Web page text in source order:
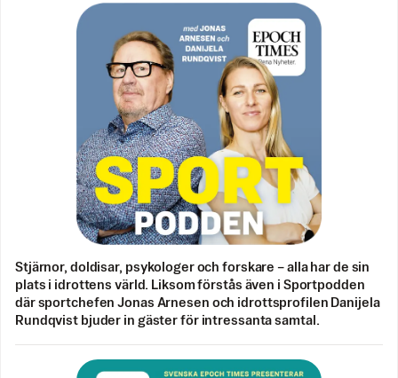
Stjärnor, doldisar, psykologer och forskare – alla har de sin
plats i idrottens värld. Liksom förstås även i Sportpodden
där sportchefen Jonas Arnesen och idrottsprofilen Danijela
Rundqvist bjuder in gäster för intressanta samtal.